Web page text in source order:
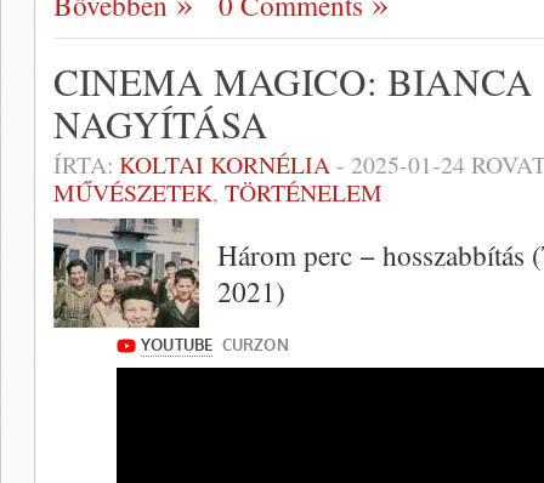
CINEMA MAGICO: BIANCA
NAGYÍTÁSA
ÍRTA: KOLTAI KORNÉLIA- 2025-01-24
MŰVÉSZETEK, TÖRTÉNELEM
Három perc − hosszabbítás
2021)